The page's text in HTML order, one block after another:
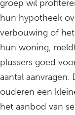
groep wil
hun hypotheek
verbouwing of
hun woning,
plussers goed
aantal
ouderen een
het aanbod van